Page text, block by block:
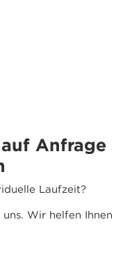
Anfrage
Laufzeit?
Wir helfen Ihnen